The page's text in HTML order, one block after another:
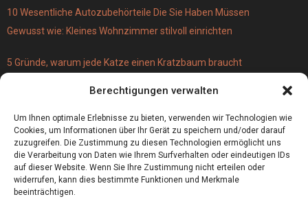
Berechtigungen verwalten
Um Ihnen optimale Erlebnisse zu bieten, verwenden wir Technologien wie
Cookies, um Informationen über Ihr Gerät zu speichern und/oder darauf
zuzugreifen. Die Zustimmung zu diesen Technologien ermöglicht uns
die Verarbeitung von Daten wie Ihrem Surfverhalten oder eindeutigen IDs
auf dieser Website. Wenn Sie Ihre Zustimmung nicht erteilen oder
widerrufen, kann dies bestimmte Funktionen und Merkmale
beeinträchtigen.
10 Wesentliche Autozubehörteile Die Sie Haben Müssen
Gewusst wie: Kleines Wohnzimmer stilvoll einrichten
5 Gründe, warum jede Katze einen Kratzbaum braucht
Bestecktaschen bedrucken